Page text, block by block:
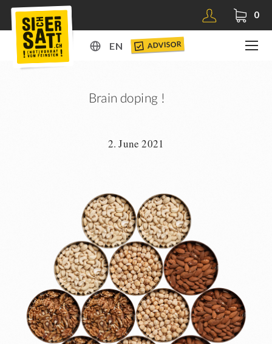
0
EN ADVISOR
Brain doping !
2. June 2021